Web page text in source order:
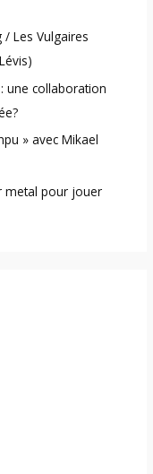
Les Vulgaires
une collaboration
» avec Mikael
metal pour jouer